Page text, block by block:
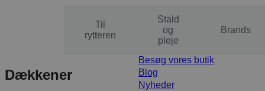
Til
rytteren
Stald
og
pleje
Brands
Dækkener
Besøg vores butik
Blog
Nyheder